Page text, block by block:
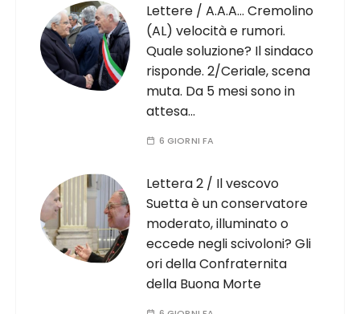
Lettere / A.A.A… Cremolino
(AL) velocità e rumori.
Quale soluzione? Il sindaco
risponde. 2/Ceriale, scena
muta. Da 5 mesi sono in
attesa…
6 GIORNI FA
Lettera 2 / Il vescovo
Suetta è un conservatore
moderato, illuminato o
eccede negli scivoloni? Gli
ori della Confraternita
della Buona Morte